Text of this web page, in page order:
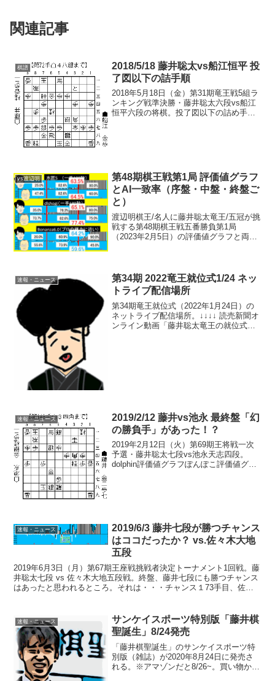
関連記事
棋譜
2018/5/18 藤井聡太vs船江恒平 投
了図以下の詰手順
2018年5月18日（金）第31期竜王戦5組ラ
ンキング戦準決勝・藤井聡太六段vs船江
恒平六段の将棋。投了図以下の詰め手順
vs渡辺明
第48期棋王戦第1局 評価値グラフ
とAI一致率（序盤・中盤・終盤ご
と）
渡辺明棋王/名人に藤井聡太竜王/五冠が挑
戦する第48期棋王戦五番勝負第1局
（2023年2月5日）の評価値グラフと両対
速報・ニュース
第34期 2022竜王就位式1/24 ネッ
トライブ配信場所
第34期竜王就位式（2022年1月24日）の
ネットライブ配信場所。↓↓↓↓ 読売新聞オ
ンライン動画「藤井聡太竜王の就位式」
速報・ニュース
2019/2/12 藤井vs池永 最終盤「幻
の勝負手」があった！？
2019年2月12日（火）第69期王将戦一次
予選・藤井聡太七段vs池永天志四段。
dolphin評価値グラフぽんぽこ評価値グラ
速報・ニュース
2019/6/3 藤井七段が勝つチャンス
はココだったか？ vs.佐々木大地
五段
2019年6月3日（月）第67期王座戦挑戦者決定トーナメント1回戦。藤
井聡太七段 vs 佐々木大地五段戦。終盤、藤井七段にも勝つチャンス
はあったと思われるところ。それは・・・チャンス１73手目、佐々
速報・ニュース
サンケイスポーツ特別版「藤井棋
聖誕生」8/24発売
「藤井棋聖誕生」のサンケイスポーツ特
別版（雑誌）が2020年8月24日に発売さ
れる。※アマゾンだと8/26~。買い物から